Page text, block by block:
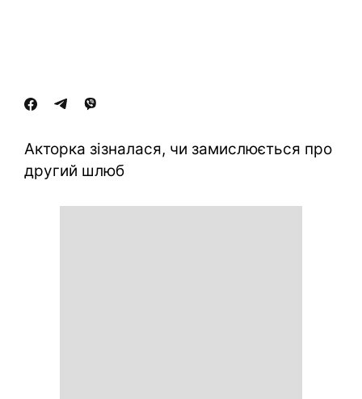
Акторка зізналася, чи замислюється про
другий шлюб